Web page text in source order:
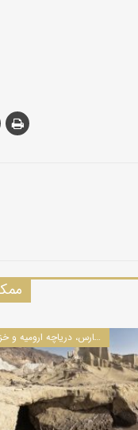
جزایر خلیج فارس، دریاچه ارومیه و خزر